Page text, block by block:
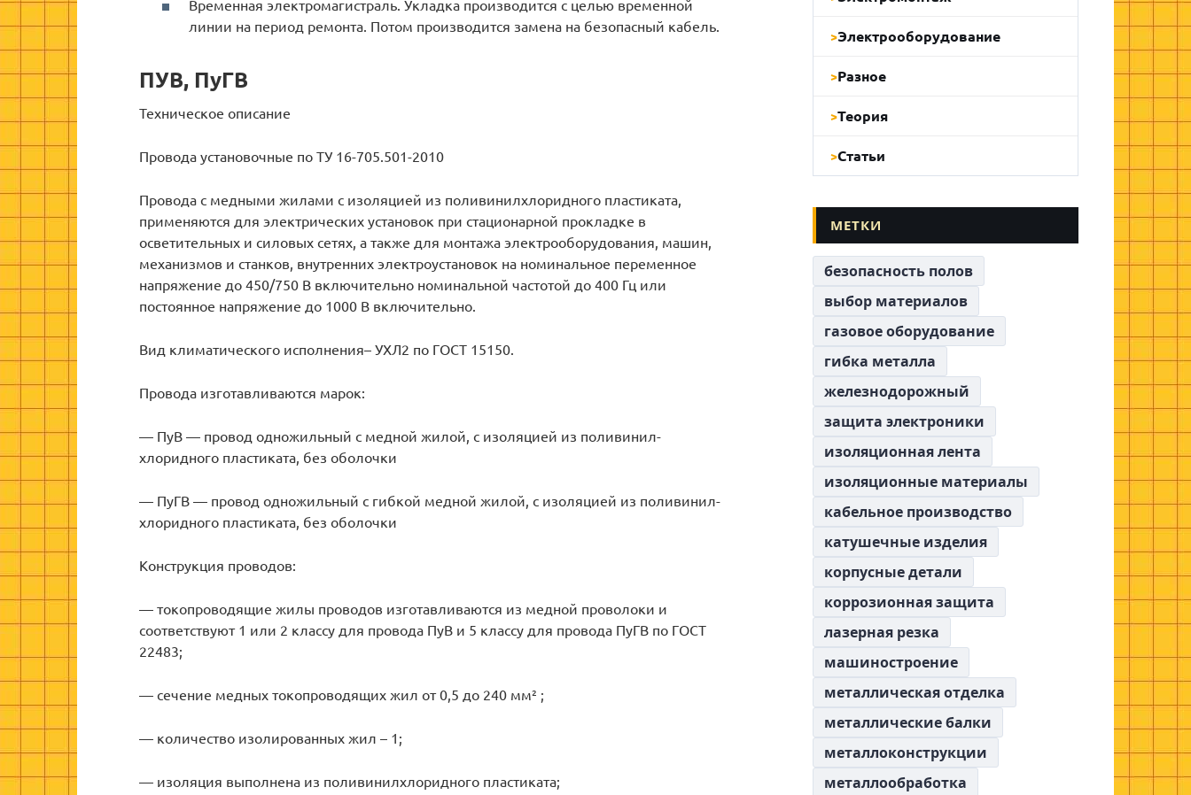
Временная электромагистраль. Укладка производится с целью временной
линии на период ремонта. Потом производится замена на безопасный кабель.
ПУВ, ПуГВ
Техническое описание
Провода установочные по ТУ 16-705.501-2010
Провода с медными жилами с изоляцией из поливинилхлоридного пластиката,
применяются для электрических установок при стационарной прокладке в
осветительных и силовых сетях, а также для монтажа электрооборудования, машин,
механизмов и станков, внутренних электроустановок на номинальное переменное
напряжение до 450/750 В включительно номинальной частотой до 400 Гц или
постоянное напряжение до 1000 В включительно.
Вид климатического исполнения– УХЛ2 по ГОСТ 15150.
Провода изготавливаются марок:
— ПуВ — провод одножильный c медной жилой, с изоляцией из поливинил-
хлоридного пластиката, без оболочки
— ПуГВ — провод одножильный c гибкой медной жилой, с изоляцией из поливинил-
хлоридного пластиката, без оболочки
Конструкция проводов:
— токопроводящие жилы проводов изготавливаются из медной проволоки и
соответствуют 1 или 2 классу для провода ПуВ и 5 классу для провода ПуГВ по ГОСТ
22483;
— сечение медных токопроводящих жил от 0,5 до 240 мм² ;
— количество изолированных жил – 1;
— изоляция выполнена из поливинилхлоридного пластиката;
Электрооборудование
Разное
Теория
Статьи
МЕТКИ
безопасность полов
выбор материалов
газовое оборудование
гибка металла
железнодорожный
защита электроники
изоляционная лента
изоляционные материалы
кабельное производство
катушечные изделия
корпусные детали
коррозионная защита
лазерная резка
машиностроение
металлическая отделка
металлические балки
металлоконструкции
металлообработка